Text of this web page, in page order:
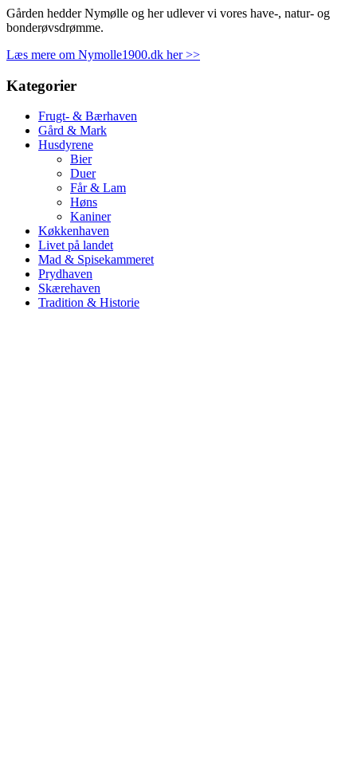
Gården hedder Nymølle og her udlever vi vores have-, natur- og
bonderøvsdrømme.
Læs mere om Nymolle1900.dk her >>
Kategorier
Frugt- & Bærhaven
Gård & Mark
Husdyrene
Bier
Duer
Får & Lam
Høns
Kaniner
Køkkenhaven
Livet på landet
Mad & Spisekammeret
Prydhaven
Skærehaven
Tradition & Historie